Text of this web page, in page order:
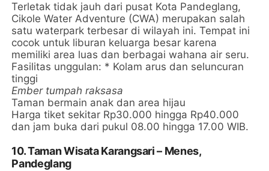
Terletak tidak jauh dari pusat Kota Pandeglang,
Cikole Water Adventure (CWA) merupakan salah
satu waterpark terbesar di wilayah ini. Tempat ini
cocok untuk liburan keluarga besar karena
memiliki area luas dan berbagai wahana air seru.
Fasilitas unggulan: * Kolam arus dan seluncuran
tinggi
Ember tumpah raksasa
Taman bermain anak dan area hijau
Harga tiket sekitar Rp30.000 hingga Rp40.000
dan jam buka dari pukul 08.00 hingga 17.00 WIB.
10. Taman Wisata Karangsari – Menes,
Pandeglang